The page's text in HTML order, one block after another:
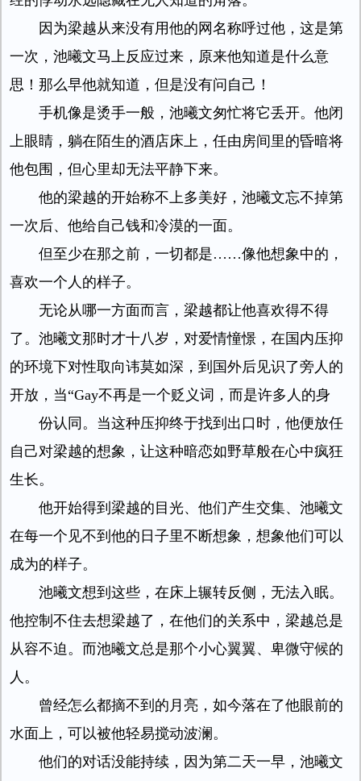
因为梁越从来没有用他的网名称呼过他，这是第
一次，池曦文马上反应过来，原来他知道是什么意
思！那么早他就知道，但是没有问自己！
手机像是烫手一般，池曦文匆忙将它丢开。他闭
上眼睛，躺在陌生的酒店床上，任由房间里的昏暗将
他包围，但心里却无法平静下来。
他的梁越的开始称不上多美好，池曦文忘不掉第
一次后、他给自己钱和冷漠的一面。
但至少在那之前，一切都是……像他想象中的，
喜欢一个人的样子。
无论从哪一方面而言，梁越都让他喜欢得不得
了。池曦文那时才十八岁，对爱情憧憬，在国内压抑
的环境下对性取向讳莫如深，到国外后见识了旁人的
开放，当“Gay不再是一个贬义词，而是许多人的身
份认同。当这种压抑终于找到出口时，他便放任
自己对梁越的想象，让这种暗恋如野草般在心中疯狂
生长。
他开始得到梁越的目光、他们产生交集、池曦文
在每一个见不到他的日子里不断想象，想象他们可以
成为的样子。
池曦文想到这些，在床上辗转反侧，无法入眠。
他控制不住去想梁越了，在他们的关系中，梁越总是
从容不迫。而池曦文总是那个小心翼翼、卑微守候的
人。
曾经怎么都摘不到的月亮，如今落在了他眼前的
水面上，可以被他轻易搅动波澜。
他们的对话没能持续，因为第二天一早，池曦文